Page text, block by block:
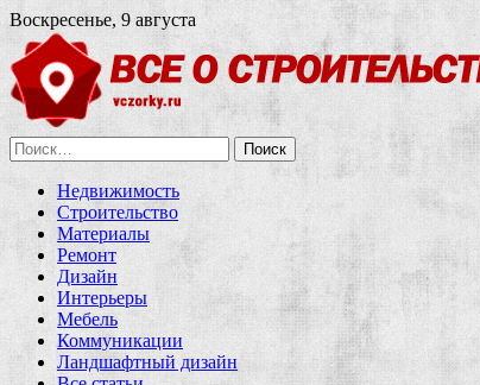
Воскресенье, 9 августа
Найти:
Недвижимость
Строительство
Материалы
Ремонт
Дизайн
Интерьеры
Мебель
Коммуникации
Ландшафтный дизайн